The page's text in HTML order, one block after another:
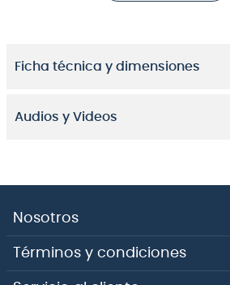
los músicos que buscan
sonido de su ukelele. Con un
rica profundidad sónica para
Ficha técnica y dimensiones
Audios y Videos
Nosotros
Términos y condiciones